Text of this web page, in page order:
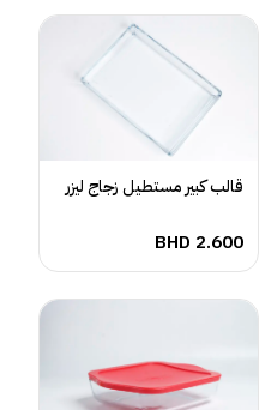
قالب كبير مستطيل زجاج ليزر
BHD 2.600